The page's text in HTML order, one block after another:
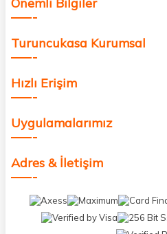
Turuncukasa Kurumsal
Hızlı Erişim
Uygulamalarımız
Adres & İletişim